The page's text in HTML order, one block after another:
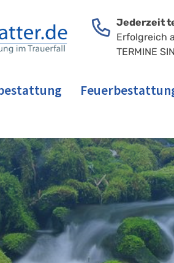
Jederzeit
Erfolgreich
TERMINE